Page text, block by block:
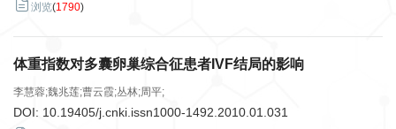
浏览(1790)
体重指数对多囊卵巢综合征患者IVF结局的影响
李慧蓉;魏兆莲;曹云霞;丛林;周平;
DOI: 10.19405/j.cnki.issn1000-1492.2010.01.031